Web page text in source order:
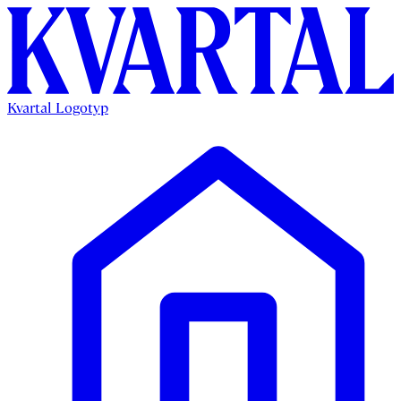
Kvartal Logotyp